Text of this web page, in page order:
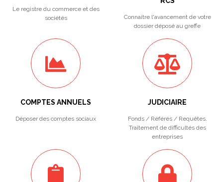
Le registre du commerce et des
sociétés
Connaitre l'avancement de votre
dossier déposé au greffe
COMPTES ANNUELS
Déposer des comptes sociaux
JUDICIAIRE
Fonds / Référés / Requêtes.
Traitement de difficultés des
entreprises